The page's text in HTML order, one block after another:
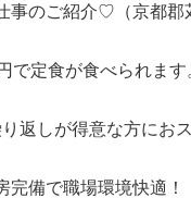
事のご紹介♡（京都郡
で定食が食べられます
返しが得意な方におス
完備で職場環境快適！